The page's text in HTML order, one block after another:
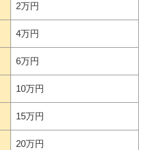
2万円
4万円
6万円
10万円
15万円
20万円